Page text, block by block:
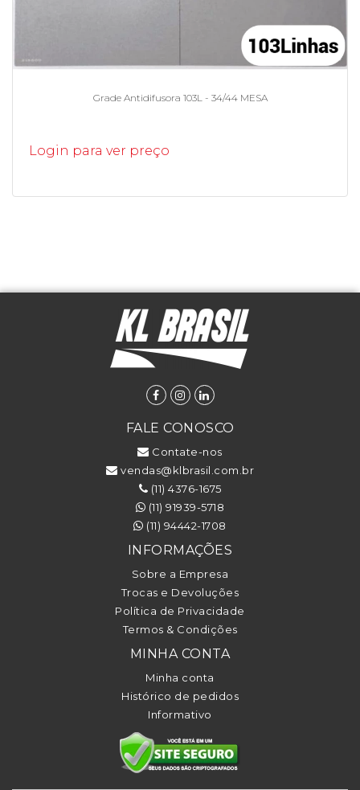
Grade Antidifusora 103L - 34/44 MESA
Login para ver preço
FALE CONOSCO
Contate-nos
vendas@klbrasil.com.br
(11) 4376-1675
(11) 91939-5718
(11) 94442-1708
INFORMAÇÕES
Sobre a Empresa
Trocas e Devoluções
Política de Privacidade
Termos & Condições
MINHA CONTA
Minha conta
Histórico de pedidos
Informativo